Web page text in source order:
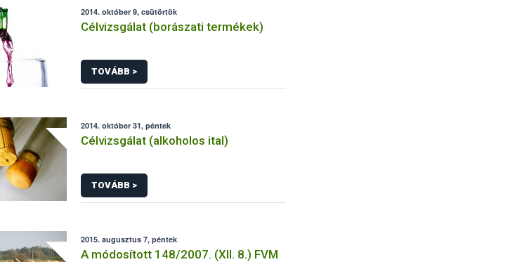
2014. október 9, csütörtök
Célvizsgálat (borászati termékek)
TOVÁBB >
2014. október 31, péntek
Célvizsgálat (alkoholos ital)
TOVÁBB >
2015. augusztus 7, péntek
A módosított 148/2007. (XII. 8.) FVM